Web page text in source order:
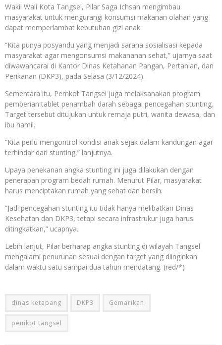
Wakil Wali Kota Tangsel, Pilar Saga Ichsan mengimbau
masyarakat untuk mengurangi konsumsi makanan olahan yang
dapat memperlambat kebutuhan gizi anak.
“Kita punya posyandu yang menjadi sarana sosialisasi kepada
masyarakat agar mengonsumsi makananan sehat,” ujarnya saat
diwawancarai di Kantor Dinas Ketahanan Pangan, Pertanian, dan
Perikanan (DKP3), pada Selasa (3/12/2024).
Sementara itu, Pemkot Tangsel juga melaksanakan program
pemberian tablet penambah darah sebagai pencegahan stunting.
Target tersebut ditujukan untuk remaja putri, wanita dewasa, dan
ibu hamil.
“Kita perlu mengontrol kondisi anak sejak dalam kandungan agar
terhindar dari stunting,” lanjutnya.
Upaya penekanan angka stunting ini juga dilakukan dengan
penerapan program bedah rumah. Menurut Pilar, masyarakat
harus menciptakan rumah yang sehat dan bersih.
“Jadi pencegahan stunting itu tidak hanya melibatkan Dinas
Kesehatan dan DKP3, tetapi secara infrastrukur juga harus
ditingkatkan,” ucapnya.
Lebih lanjut, Pilar berharap angka stunting di wilayah Tangsel
mengalami penurunan sesuai dengan target yang diinginkan
dalam waktu satu sampai dua tahun mendatang. (red/*)
dinas ketapang DKP3 Gemarikan
pemkot tangsel